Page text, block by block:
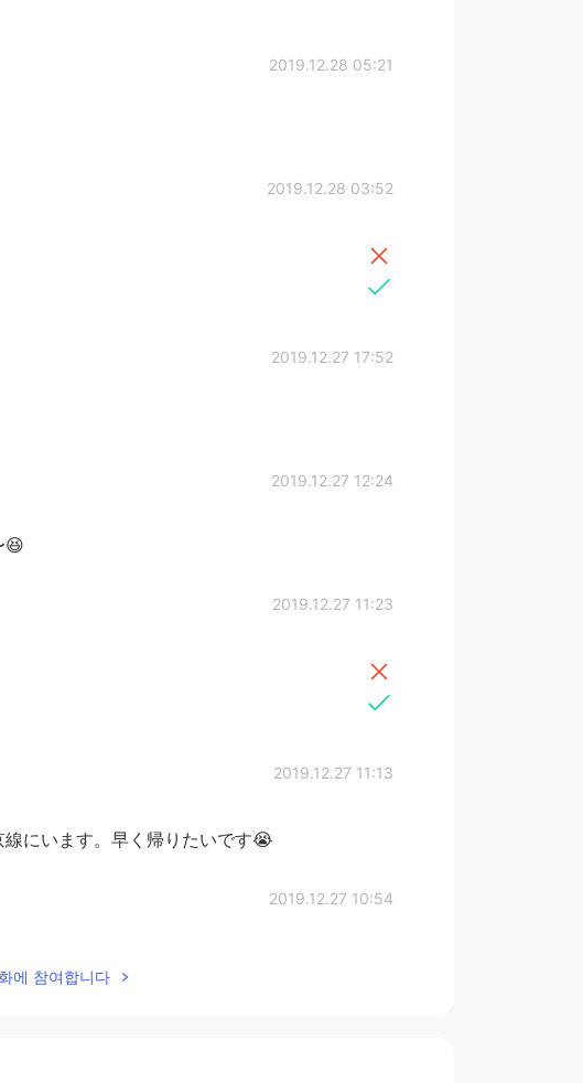
2019.12.28 05:21
2019.12.28 03:52
2019.12.27 17:52
2019.12.27 12:24
😆
2019.12.27 11:23
2019.12.27 11:13
にいます。早く帰りたいです😭
2019.12.27 10:54
에 참여합니다